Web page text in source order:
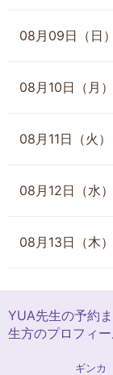
08月09日（日）
08月10日（月）
08月11日（火）
08月12日（水）
08月13日（木）
YUA先生の予約
生方のプロフィー
ギンカ